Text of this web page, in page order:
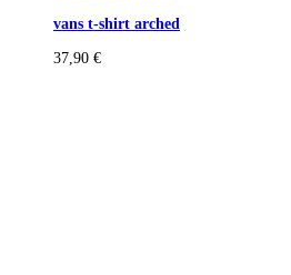
vans t-shirt arched
37,90 €